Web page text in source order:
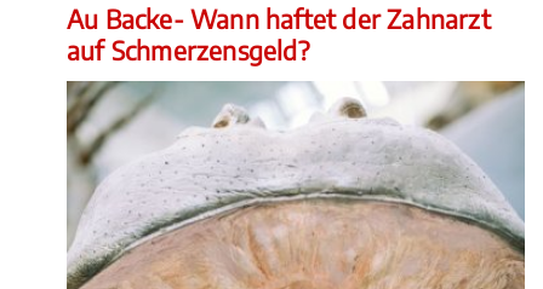
Au Backe- Wann haftet der Zahnarzt
auf Schmerzensgeld?